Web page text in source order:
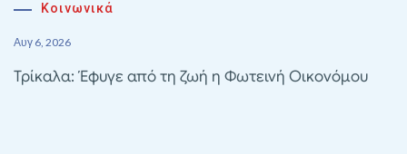
Κοινωνικά
Αυγ 6, 2026
Τρίκαλα: Έφυγε από τη ζωή η Φωτεινή Οικονόμου